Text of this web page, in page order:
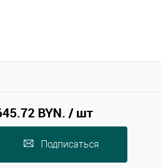
BYN. / шт
Подписаться